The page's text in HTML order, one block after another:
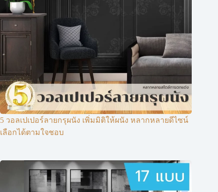
5 วอลเปเปอร์ลายกรุผนัง เพิ่มมิติให้ผนัง หลากหลายดีไซน์
เลือกได้ตามใจชอบ